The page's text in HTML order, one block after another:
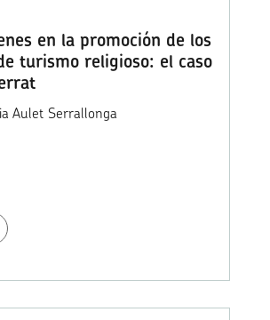
en la promoción de los
turismo religioso: el caso
Aulet Serrallonga